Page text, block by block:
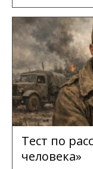
Тест по
человека»